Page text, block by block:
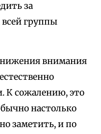
за
группы
внимания
К сожалению, это
настолько
заметить, и по